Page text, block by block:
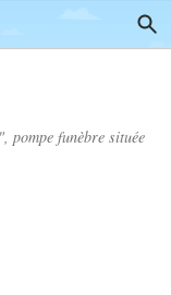
pompe funèbre située